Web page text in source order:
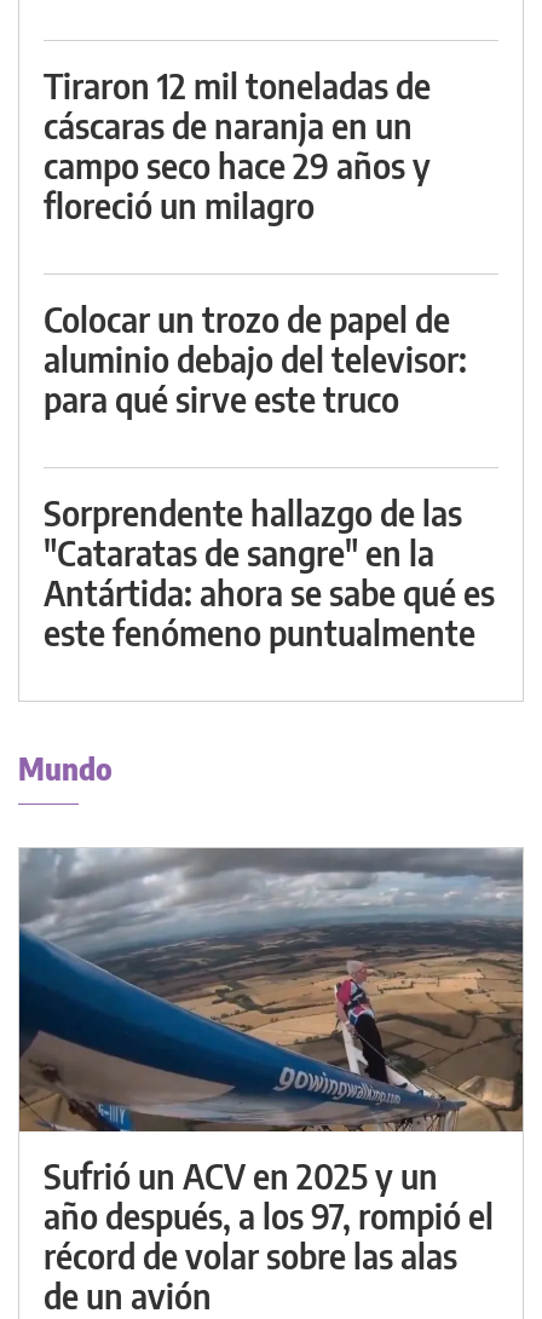
Tiraron 12 mil toneladas de
cáscaras de naranja en un
campo seco hace 29 años y
floreció un milagro
Colocar un trozo de papel de
aluminio debajo del televisor:
para qué sirve este truco
Sorprendente hallazgo de las
"Cataratas de sangre" en la
Antártida: ahora se sabe qué es
este fenómeno puntualmente
Mundo
Sufrió un ACV en 2025 y un
año después, a los 97, rompió el
récord de volar sobre las alas
de un avión